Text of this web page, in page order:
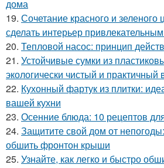
дома
19. Сочетание красного и зеленого
сделать интерьер
20. Тепловой насос: принцип
21. Устойчивые сумки из
экологически чистый и практичный
22. Кухонный фартук из плитки:
вашей кухни
23. Осенние блюда: 10 рецептов
24. Защитите свой дом от
обшить фронтон крыши
25. Узнайте, как легко и быстро